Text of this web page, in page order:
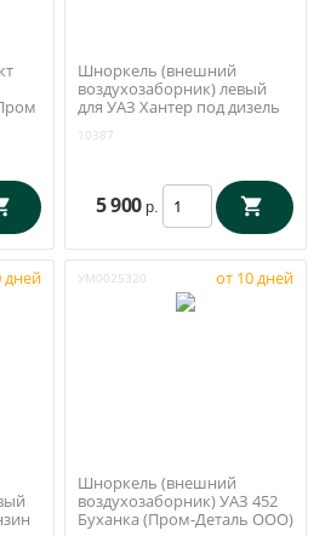
Шноркель (внешний
воздухозаборник) левый
для УАЗ Хантер под дизель
10387
5 900 р.
дней УМ0025320 от 10 дней
Шноркель (внешний
воздухозаборник) УАЗ 452
Буханка (Пром-Деталь ООО)